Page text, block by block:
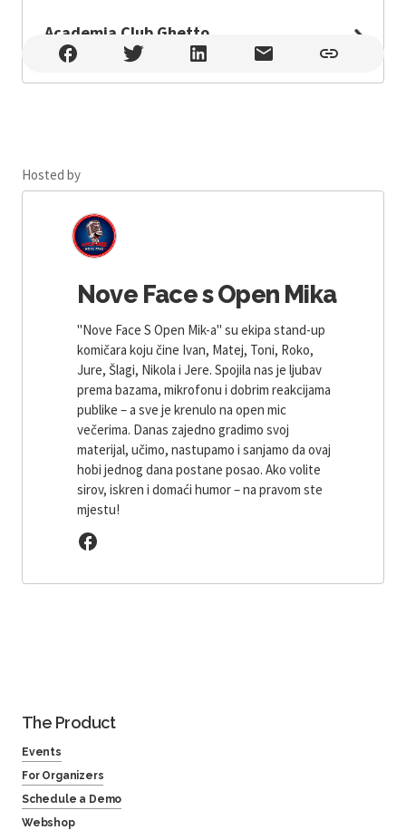
Academia Club Ghetto
Academia Club Ghetto , Split
Hosted by
Nove Face s Open Mika
"Nove Face S Open Mik-a" su ekipa stand-up
komičara koju čine Ivan, Matej, Toni, Roko,
Jure, Šlagi, Nikola i Jere. Spojila nas je ljubav
prema bazama, mikrofonu i dobrim reakcijama
publike – a sve je krenulo na open mic
večerima. Danas zajedno gradimo svoj
materijal, učimo, nastupamo i sanjamo da ovaj
hobi jednog dana postane posao. Ako volite
sirov, iskren i domaći humor – na pravom ste
mjestu!
The Product
Events
For Organizers
Schedule a Demo
Webshop